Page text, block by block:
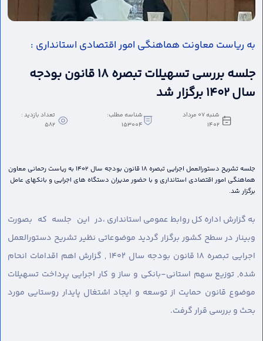
به ریاست معاونت هماهنگی امور اقتصادی استانداری :
جلسه بررسی تسهیلات تبصره ۱۸ قانون بودجه
سال ۱۴۰۲ برگزار شد
شنبه 07 مرداد
1402
شناسه مطلب:
153004
تعداد بازدید :
582
جلسه تشریح دستورالعمل اجرایی تبصره ۱۸ قانون بودجه سال ۱۴۰۲ به ریاست رحمانی معاون
هماهنگی امور اقتصادی استانداری و با حضور مدیران دستگاه های اجرایی و بانکهای عامل
برگزار شد.
به گزارش اداره کل روابط عمومی استانداری ،در این جلسه که بصورت
وبینار در سطح کشور برگزار گردید موضوعاتی نظیر تشریح دستورالعمل
اجرایی تبصره ۱۸ قانون بودجه سال ۱۴۰۲ , گزارش اهم اقدامات انحام
شده, توزیع سهم استانی-بانکی و ساز و کار اجرایی پرداخت تسهیلات
موضوع قانون حمایت از توسعه و ایجاد اشتغال پایدار روستایی مورد
بحث و بررسی قرار گرفت.